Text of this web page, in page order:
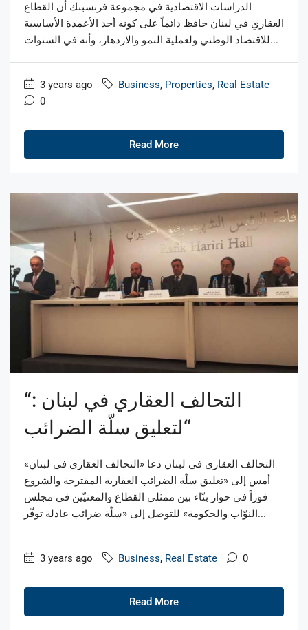
الدراسات الاقتصادية في مجموعة فرنسبنك أن القطاع
العقاري في لبنان حافظ دائماً على كونه أحد الأعمدة الأساسية
للاقتصاد الوطني ولعملية النمو والازدهار، وأنه في السنوات...
3 years ago Business, Properties, Real Estate
0
Read More
“التحالف العقاري في لبنان :
“لتعليق سلّة الضرائب
التحالف العقاري في لبنان دعا «التحالف العقاري في لبنان»
أمس إلى «تعليق سلّة الضرائب العقارية المقترحة والشروع
فوراً في حوار بنّاء بين ممثلي القطاع والمعنيّين في مجلس
النوّاب والحكومة» للتوصل إلى «سلّة ضرائب عادلة توفّر...
3 years ago Business, Real Estate 0
Read More